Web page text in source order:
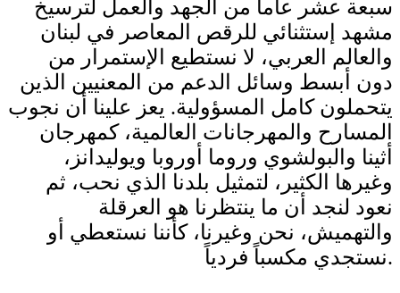
سبعة عشر عاماً من الجهد والعمل لترسيخ
مشهد إستثنائي للرقص المعاصر في لبنان
والعالم العربي، لا نستطيع الإستمرار من
دون أبسط وسائل الدعم من المعنيين الذين
يتحملون كامل المسؤولية. يعز علينا أن نجوب
المسارح والمهرجانات العالمية، كمهرجان
أثينا والبولشوي وروما أوروبا ويوليدانز،
وغيرها الكثير، لتمثيل بلدنا الذي نحب، ثم
نعود لنجد أن ما ينتظرنا هو العرقلة
والتهميش، نحن وغيرنا، كأننا نستعطي أو
نستجدي مكسباً فردياً.